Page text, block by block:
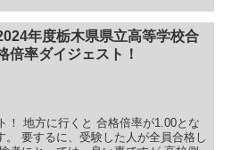
らわなければなりません。 手間はかか
仕方ありません。 そして、最終倍率
れ、これで確定となります。 さぁ、で
ましょう！ 目次 2024年度栃木県県
宇都宮市内の普通科高校の最終倍率初
高等学校 石橋高等学校 宇都宮中央高
宮南高等学校 宇都宮清陵高等学校 宇
倍率初日 宇都宮白楊高等学校 宇都宮
学校 栃木県東部エリアの普通科高校
年度栃木県県立高等学校合
倍率ダイジェスト！
！ 地方に行くと 合格倍率が1.00とな
。 要するに、受験した人が全員合格し